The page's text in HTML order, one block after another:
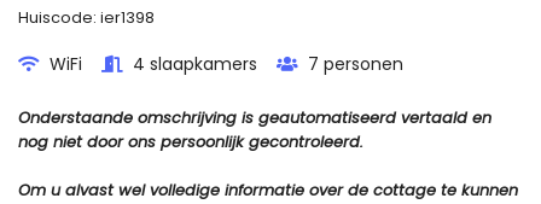
Huiscode: ier1398
WiFi 4 slaapkamers 7 personen
Onderstaande omschrijving is geautomatiseerd vertaald en
nog niet door ons persoonlijk gecontroleerd.
Om u alvast wel volledige informatie over de cottage te kunnen